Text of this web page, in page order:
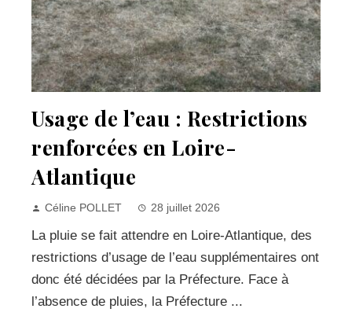
Usage de l’eau : Restrictions
renforcées en Loire-
Atlantique
Céline POLLET 28 juillet 2026
La pluie se fait attendre en Loire-Atlantique, des
restrictions d’usage de l’eau supplémentaires ont
donc été décidées par la Préfecture. Face à
l’absence de pluies, la Préfecture ...